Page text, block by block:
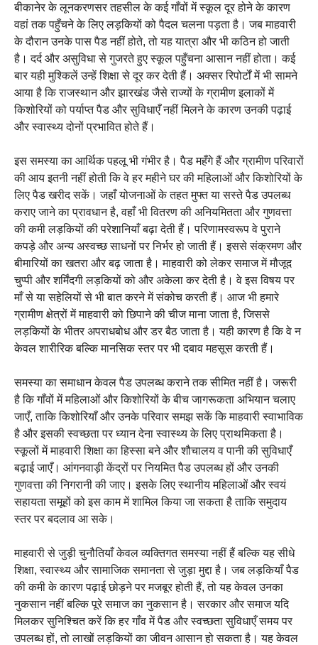
बीकानेर के लूनकरणसर तहसील के कई गाँवों में स्कूल दूर होने के कारण
वहां तक पहुँचने के लिए लड़कियों को पैदल चलना पड़ता है। जब माहवारी
के दौरान उनके पास पैड नहीं होते, तो यह यात्रा और भी कठिन हो जाती
है। दर्द और असुविधा से गुजरते हुए स्कूल पहुँचना आसान नहीं होता। कई
बार यही मुश्किलें उन्हें शिक्षा से दूर कर देती हैं। अक्सर रिपोर्टों में भी सामने
आया है कि राजस्थान और झारखंड जैसे राज्यों के ग्रामीण इलाकों में
किशोरियों को पर्याप्त पैड और सुविधाएँ नहीं मिलने के कारण उनकी पढ़ाई
और स्वास्थ्य दोनों प्रभावित होते हैं।
इस समस्या का आर्थिक पहलू भी गंभीर है। पैड महँगे हैं और ग्रामीण परिवारों
की आय इतनी नहीं होती कि वे हर महीने घर की महिलाओं और किशोरियों के
लिए पैड खरीद सकें। जहाँ योजनाओं के तहत मुफ्त या सस्ते पैड उपलब्ध
कराए जाने का प्रावधान है, वहाँ भी वितरण की अनियमितता और गुणवत्ता
की कमी लड़कियों की परेशानियाँ बढ़ा देती हैं। परिणामस्वरूप वे पुराने
कपड़े और अन्य अस्वच्छ साधनों पर निर्भर हो जाती हैं। इससे संक्रमण और
बीमारियों का खतरा और बढ़ जाता है। माहवारी को लेकर समाज में मौजूद
चुप्पी और शर्मिंदगी लड़कियों को और अकेला कर देती है। वे इस विषय पर
माँ से या सहेलियों से भी बात करने में संकोच करती हैं। आज भी हमारे
ग्रामीण क्षेत्रों में माहवारी को छिपाने की चीज माना जाता है, जिससे
लड़कियों के भीतर अपराधबोध और डर बैठ जाता है। यही कारण है कि वे न
केवल शारीरिक बल्कि मानसिक स्तर पर भी दबाव महसूस करती हैं।
समस्या का समाधान केवल पैड उपलब्ध कराने तक सीमित नहीं है। जरूरी
है कि गाँवों में महिलाओं और किशोरियों के बीच जागरूकता अभियान चलाए
जाएँ, ताकि किशोरियाँ और उनके परिवार समझ सकें कि माहवारी स्वाभाविक
है और इसकी स्वच्छता पर ध्यान देना स्वास्थ्य के लिए प्राथमिकता है।
स्कूलों में माहवारी शिक्षा का हिस्सा बने और शौचालय व पानी की सुविधाएँ
बढ़ाई जाएँ। आंगनवाड़ी केंद्रों पर नियमित पैड उपलब्ध हों और उनकी
गुणवत्ता की निगरानी की जाए। इसके लिए स्थानीय महिलाओं और स्वयं
सहायता समूहों को इस काम में शामिल किया जा सकता है ताकि समुदाय
स्तर पर बदलाव आ सके।
माहवारी से जुड़ी चुनौतियाँ केवल व्यक्तिगत समस्या नहीं हैं बल्कि यह सीधे
शिक्षा, स्वास्थ्य और सामाजिक समानता से जुड़ा मुद्दा है। जब लड़कियाँ पैड
की कमी के कारण पढ़ाई छोड़ने पर मजबूर होती हैं, तो यह केवल उनका
नुकसान नहीं बल्कि पूरे समाज का नुकसान है। सरकार और समाज यदि
मिलकर सुनिश्चित करें कि हर गाँव में पैड और स्वच्छता सुविधाएँ समय पर
उपलब्ध हों, तो लाखों लड़कियों का जीवन आसान हो सकता है। यह केवल